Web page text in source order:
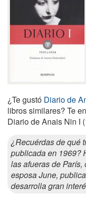
¿Te gustó Diario de
libros similares? Te
Diario de Anais Nin I
¿Recuérdas de qué
publicada en 1969?
las afueras de
esposa June,
desarrolla gran